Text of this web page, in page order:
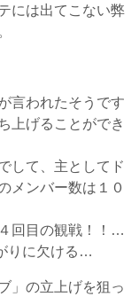
には出てこない弊
言われたそうです
上げることができ
して、主としてド
メンバー数は１０
回目の観戦！！…
りに欠ける…
」の立上げを狙っ